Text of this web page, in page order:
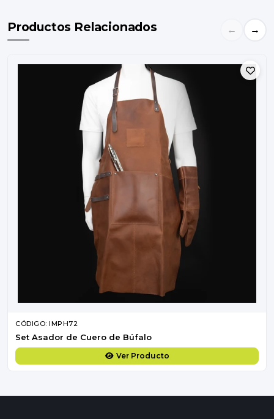
Productos Relacionados ← →
CÓDIGO: IMPH72
Set Asador de Cuero de Búfalo
Ver Producto